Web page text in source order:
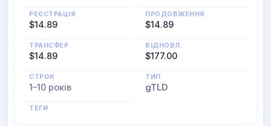
РЕЄСТРАЦІЯ
$14.89
ПРОДОВЖЕННЯ
$14.89
ТРАНСФЕР
$14.89
ВІДНОВЛ.
$177.00
СТРОК
1–10 років
ТИП
gTLD
ТЕГИ